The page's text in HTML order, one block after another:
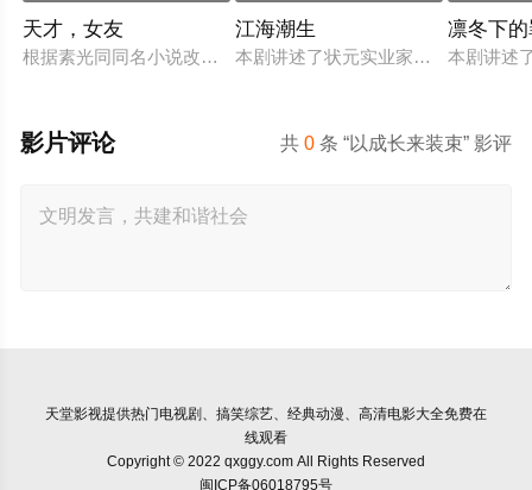
天才，女友
根据素光同同名小说改编。江逾白长大以后，林知夏忽然对他
江海潮生
本剧讲述了状元实业家张謇创办大生
凛冬下
本剧讲述
共0 条 “以成长来装束” 影评
影片评论
天堂影视提供热门电视剧、搞笑综艺、经典动漫、高清电影大全免费在
线观看
Copyright © 2022 qxggy.com All Rights Reserved
闽ICP备06018795号